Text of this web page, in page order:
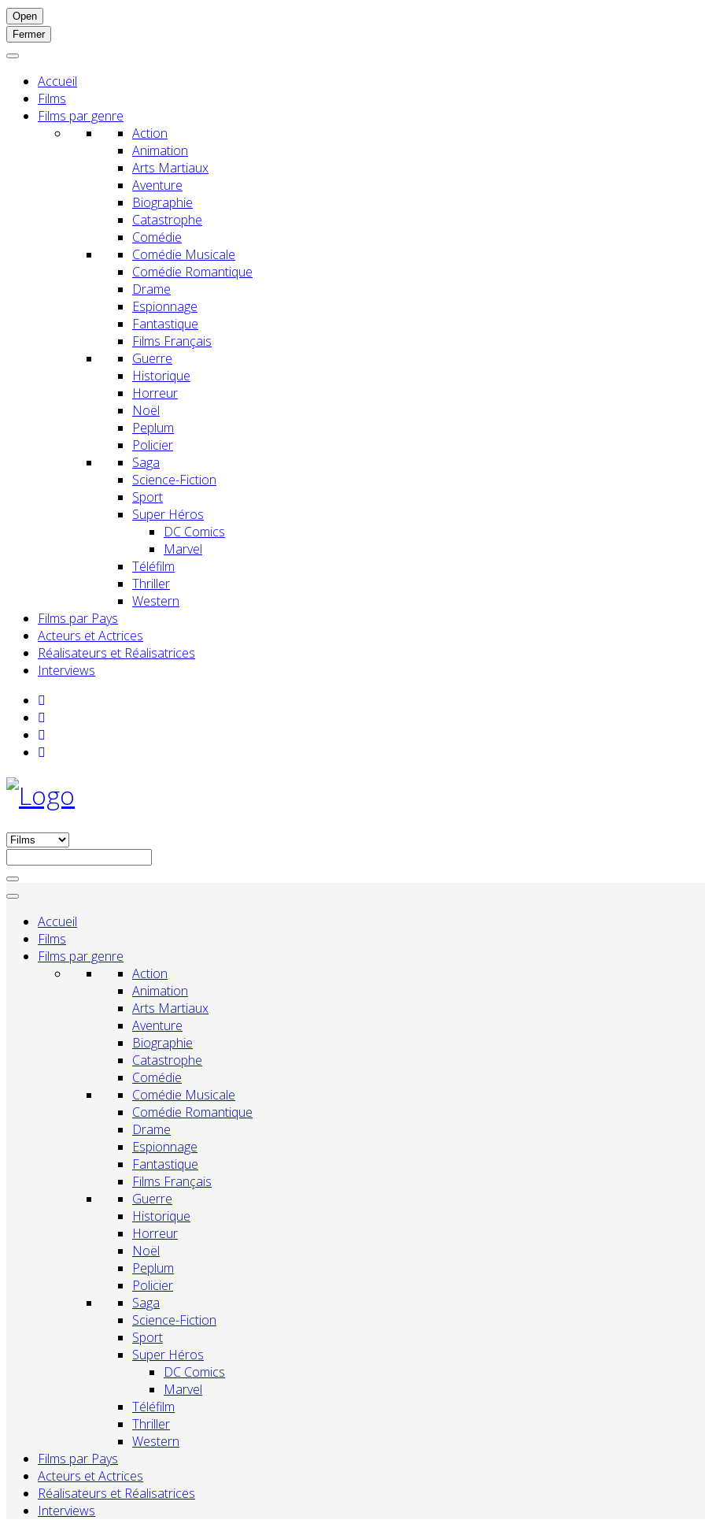
Open
Fermer
Accueil
Films
Films par genre
Action
Animation
Arts Martiaux
Aventure
Biographie
Catastrophe
Comédie
Comédie Musicale
Comédie Romantique
Drame
Espionnage
Fantastique
Films Français
Guerre
Historique
Horreur
Noël
Peplum
Policier
Saga
Science-Fiction
Sport
Super Héros
DC Comics
Marvel
Téléfilm
Thriller
Western
Films par Pays
Acteurs et Actrices
Réalisateurs et Réalisatrices
Interviews
Accueil
Films
Films par genre
Action
Animation
Arts Martiaux
Aventure
Biographie
Catastrophe
Comédie
Comédie Musicale
Comédie Romantique
Drame
Espionnage
Fantastique
Films Français
Guerre
Historique
Horreur
Noël
Peplum
Policier
Saga
Science-Fiction
Sport
Super Héros
DC Comics
Marvel
Téléfilm
Thriller
Western
Films par Pays
Acteurs et Actrices
Réalisateurs et Réalisatrices
Interviews